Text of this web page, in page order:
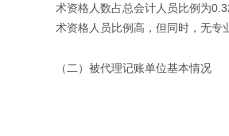
术资格人数占总会计人员比例为
术资格人员比例高，但同时，无专
（二）被代理记账单位基本情况